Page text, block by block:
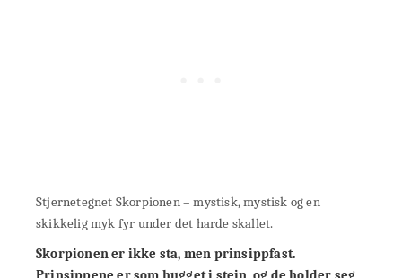
Stjernetegnet Skorpionen – mystisk, mystisk og en
skikkelig myk fyr under det harde skallet.
Skorpionen er ikke sta, men prinsippfast.